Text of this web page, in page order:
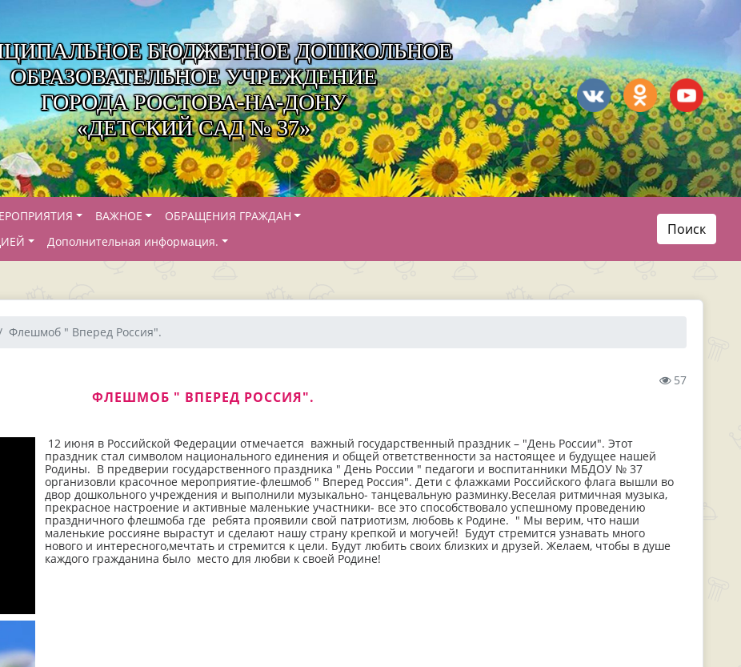
БЮДЖЕТНОЕ ДОШКОЛЬНОЕ
ОБРАЗОВАТЕЛЬНОЕ УЧРЕЖДЕНИЕ
ГОРОДА РОСТОВА-НА-ДОНУ
«ДЕТСКИЙ САД № 37»
ВАЖНОЕ
ОБРАЩЕНИЯ ГРАЖДАН
Дополнительная информация.
Поиск
Флешмоб " Вперед Россия".
57
ФЛЕШМОБ " ВПЕРЕД РОССИЯ".
12 июня в Российской Федерации отмечается важный государственный праздник – "День России". Этот
праздник стал символом национального единения и общей ответственности за настоящее и будущее нашей
Родины. В предверии государственного праздника " День России " педагоги и воспитанники МБДОУ № 37
организовли красочное мероприятие-флешмоб " Вперед Россия". Дети с флажками Российского флага вышли во
двор дошкольного учреждения и выполнили музыкально- танцевальную разминку.Веселая ритмичная музыка,
прекрасное настроение и активные маленькие участники- все это способствовало успешному проведению
праздничного флешмоба где ребята проявили свой патриотизм, любовь к Родине. " Мы верим, что наши
маленькие россияне вырастут и сделают нашу страну крепкой и могучей! Будут стремится узнавать много
нового и интересного,мечтать и стремится к цели. Будут любить своих близких и друзей. Желаем, чтобы в душе
каждого гражданина было место для любви к своей Родине!